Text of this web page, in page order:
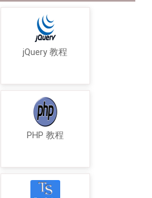
jQuery 教程
PHP 教程